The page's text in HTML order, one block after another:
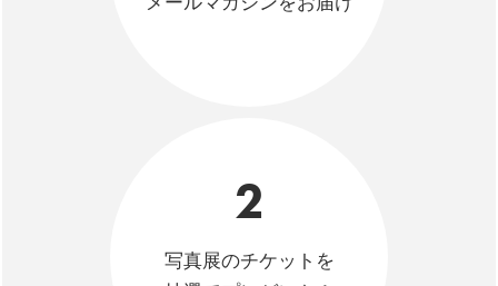
2
写真展のチケットを